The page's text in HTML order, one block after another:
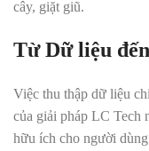
cây, giặt giũ.
Từ Dữ liệu
Việc thu thập dữ liệu
của giải pháp LC Tech
hữu ích cho người